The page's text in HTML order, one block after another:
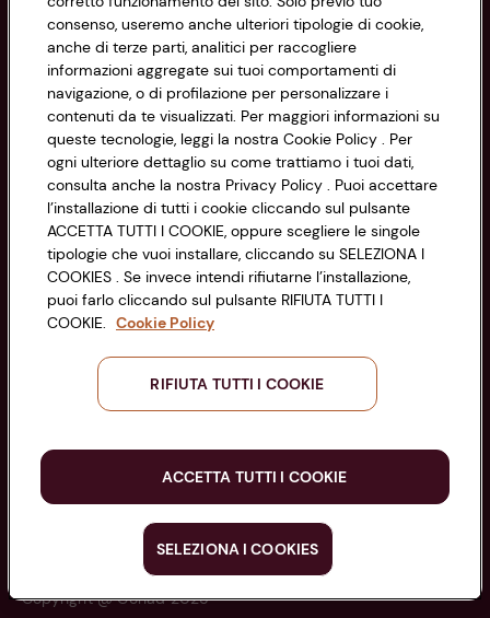
Privacy Policy
Cookie Policy
Impostazioni Cookie
Accessibilità
CONAD SOCIETÀ COOPERATIVA
Via Michelino, 59 | 40127 BOLOGNA
Codice Fiscale e Registro Imprese
di Bologna 00865960157
PARTITA IVA 03320960374
Servizio clienti
Seguici sui Social:
Copyright @ Conad 2025
consenso, useremo anche ulteriori tipologie di cookie,
anche di terze parti, analitici per raccogliere
informazioni aggregate sui tuoi comportamenti di
navigazione, o di profilazione per personalizzare i
contenuti da te visualizzati. Per maggiori informazioni su
queste tecnologie, leggi la nostra Cookie Policy . Per
ogni ulteriore dettaglio su come trattiamo i tuoi dati,
consulta anche la nostra Privacy Policy . Puoi accettare
l’installazione di tutti i cookie cliccando sul pulsante
ACCETTA TUTTI I COOKIE, oppure scegliere le singole
tipologie che vuoi installare, cliccando su SELEZIONA I
COOKIES . Se invece intendi rifiutarne l’installazione,
puoi farlo cliccando sul pulsante RIFIUTA TUTTI I
COOKIE. Cookie Policy
RIFIUTA TUTTI I COOKIE
ACCETTA TUTTI I COOKIE
SELEZIONA I COOKIES